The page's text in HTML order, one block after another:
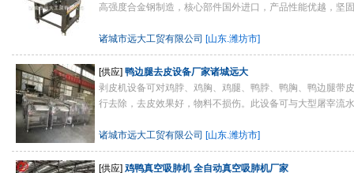
高强度合金钢制造，核心部件国外进口，产品性能优越，坚
诸城市远大工贸有限公司 [山东.潍坊市]
[供应] 鸭边腿去皮设备厂家诸城远大
剥皮机设备可对鸡脖、鸡胸、鸡腿、鸭脖、鸭胸、鸭边腿带
行去除，去皮效果好，物料不损伤。此设备可与大型屠宰流
诸城市远大工贸有限公司 [山东.潍坊市]
[供应] 鸡鸭真空吸肺机 全自动真空吸肺机厂家